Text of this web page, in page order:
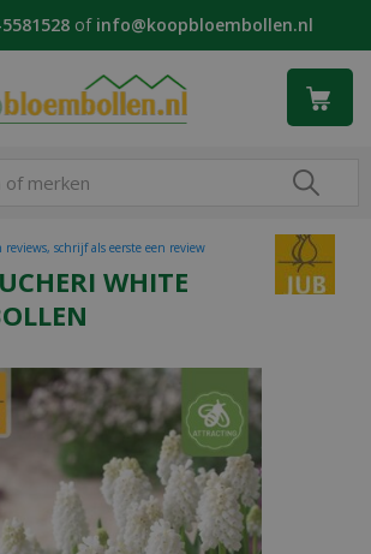
of info@koopbloembollen.nl
WHITE
schrijf als eerste een review